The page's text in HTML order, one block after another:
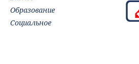
Образование
Социальное